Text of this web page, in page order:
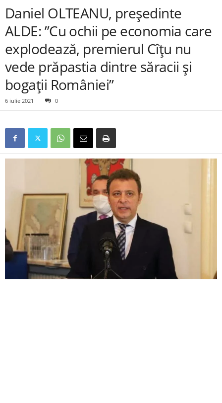
Daniel OLTEANU, președinte
ALDE: ”Cu ochii pe economia care
explodează, premierul Cîțu nu
vede prăpastia dintre săracii și
bogații României”
6 iulie 2021 0